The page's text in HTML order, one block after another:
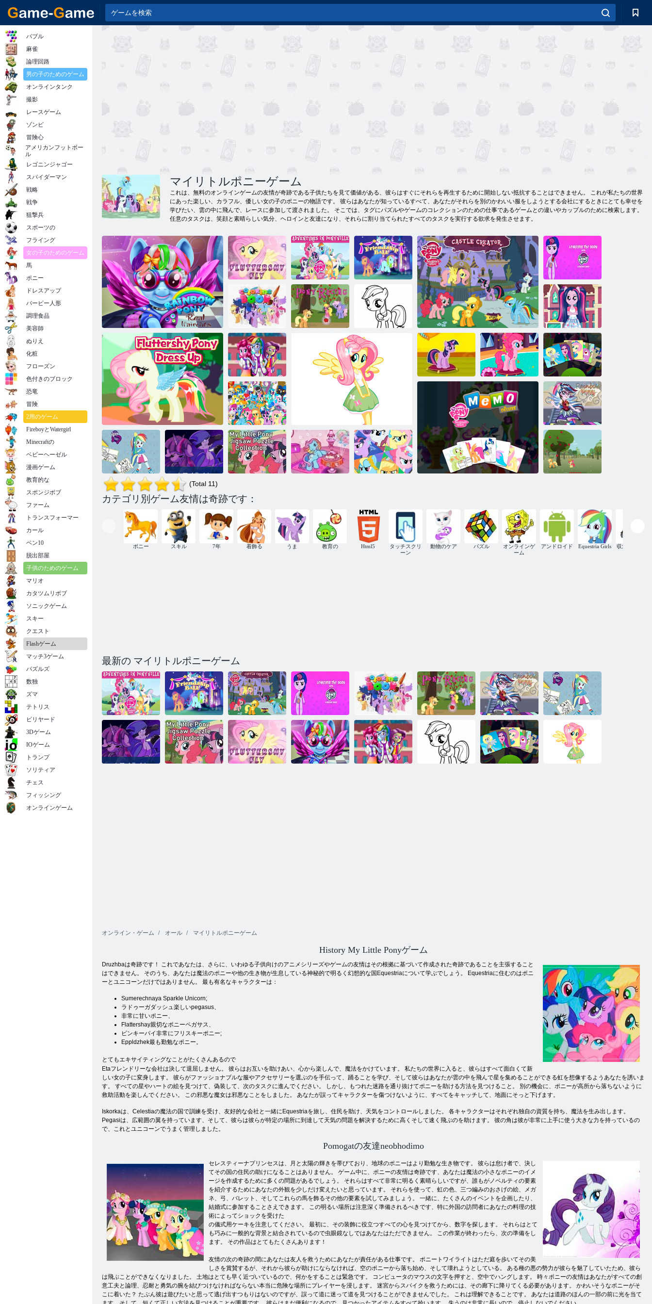
マイリトルポニーゲーム
これは、無料のオンラインゲームの友情が奇跡である子供たちを見て価値がある、彼らはすぐにそれらを再生するために開始しない抵抗することはできません。 これが私たちの世界
にあった楽しい、カラフル、優しい女の子の​​ポニーの物語です。 彼らはあなたが知っているすべて、あなたがそれらを別のかわいい服をしようとする会社にするときにとても幸せを
学びたい、雲の中に飛んで、レースに参加して渡されました。 そこでは、タグにパズルやゲームのコレクションのための仕事であるゲームとの違いやカップルのために検索します。
任意のタスクは、笑顔と素晴らしい気分、ヘロインと友達になり、それらに割り当てられたすべてのタスクを実行する欲求を発生させます。
レインボーポニーリアルヘアカット
フラッターシ
ャイフライ
ポニービルの
私の小さなポ
ニーの友情の
魔法の冒険
私の小さなポ
ニーの友情ボ
ール
私の小さなポニー城の作成者
身体を学ぶマ
イリトルポニ
ー
マイリトルポ
ニーの塗り絵
ポニーレーシ
ング
Fluttershyポニードレスアップ
子供のための
私の小さなポ
ニーぬりえ
Equestria Girls
卒業パーティ
ー
高校オタク
あなた自身のEquestria Girlを作る
私のリトルポ
ニーウィンタ
ーファッショ
ン3
私のリトルポ
ニーウィンタ
ーファッショ
ン2
Equestria
Girls：メモデ
ラックス
私のリトルポニーエクストリームガー
私のリトルポ
ニー探検ポニ
ービル
レインボーポ
ニー
Equestria Girls
トワイライト
スパークルと
モルデカイの
フライデーナ
イトファンキ
ニージグソー
パズルコレク
ション
ーティー
ウンドパズル
collecting apples
(Total 11)
カテゴリ別ゲーム友情は奇跡です：
ポニー スキル 7年 着飾る うま 教育の Html5
タッチスクリ
ーン
動物のケア パズル
オンラインゲ
ーム
アンドロイド Equestria Girls 収集アイテム
最新の マイリトルポニーゲーム
ポニービルの
私の小さなポ
ニーの友情の
魔法の冒険
私の小さなポ
ニーの友情ボ
ール
私の小さなポ
ニー城の作成
者
身体を学ぶマ
イリトルポニ
ー
マイリトルポ
ニーの塗り絵
ポニーレーシ
ング
レインボーポ
ニー
Equestria Girls
Coloring Book
トワイライト
オンライン・ゲーム オール マイリトルポニーゲーム
History My Little Ponyゲーム
Druzhbaは奇跡です！ これであなたは、さらに、いわゆる子供向けのアニメシリーズやゲームの友情はその根拠に基づいて作成された奇跡であることを主張すること
はできません。 そのうち、あなたは魔法のポニーや他の生き物が生息している神秘的で明るく幻想的な国Equestriaについて学ぶでしょう。 Equestriaに住むのはポニ
ーとユニコーンだけではありません。 最も有名なキャラクターは：
Sumerechnaya Sparkle Unicorn;
ラドゥーガダッシュ楽しいpegasus、
非常に甘いポニー、
Flattershay親切なポニーペガサス、
ピンキーパイ非常にフリスキーポニー;
Eppldzhek最も勤勉なポニー。
とてもエキサイティングなことがたくさんあるので
Etaフレンドリーな会社は決して退屈しません。 彼らはお互いを助けあい、心から楽しんで、魔法をかけています。 私たちの世界に入ると、彼らはすべて面白くて新
しい女の子に変身します。 彼らがファッショナブルな服やアクセサリーを選ぶのを手伝って、踊ることを学び、そして彼らはあなたが雲の中を飛んで星を集めることができる虹を想像するようあなたを誘いま
す。 すべての星やハートの絵を見つけて、偽装して、次のタスクに進んでください。 しかし、もつれた迷路を通り抜けてポニーを助ける方法を見つけること。 別の機会に、ポニーが高所から落ちないように
救助活動を楽しんでください。 この邪悪な魔女は邪悪なことをしました。 あなたが誤ってキャラクターを傷つけないように、すべてをキャッチして、地面にそっと下げます。
Iskorkaは、Celestiaの魔法の国で訓練を受け、友好的な会社と一緒にEquestriaを旅し、住民を助け、天気をコントロールしました。 各キャラクターはそれぞれ独自の資質を持ち、魔法を生み出します。
Pegasiは、広範囲の翼を持っています、そして、彼らは彼らが特定の場所に到達して天気の問題を解決するために高くそして速く飛ぶのを助けます。 彼の角は彼が非常に上手に使う大きな力を持っているの
で、これとユニコーンでうまく管理しました。
Pomogatの友達neobhodimo
セレスティーナプリンセスは、月と太陽の輝きを帯びており、地球のポニーはより勤勉な生き物です。 彼らは怠け者で、決し
てその国の住民の助けになることはありません。 ゲーム中に、ポニーの友情は奇跡です、あなたは魔法の小さなポニーのイメ
ージを作成するために多くの問題があるでしょう。 それらはすべて非常に明るく素晴らしいですが、誰もがノベルティの要素
を紹介するためにあなたの外観を少しだけ変えたいと思っています。 それらを使って、虹の色、三つ編みのおさげの絵、メガ
ネ、弓、バレット、そしてこれらの馬を飾るその他の要素を試してみましょう。 一緒に、たくさんのイベントを企画したり、
結婚式に参加することさえできます。 この明るい場所は注意深く準備されるべきです、特に外国の訪問者にあなたの料理の技
術によってショックを受けた
の儀式用ケーキを注意してください。 最初に、その装飾に役立つすべての心を見つけてから、数字を探します。 それらはとて
も巧みに一般的な背景と結合されているので虫眼鏡なしではあなたはただできません。 この作業が終わったら、次の準備をし
ます。 その作品はとてもたくさんあります！
友情の次の奇跡の間にあなたは友人を救うためにあなたが責任がある仕事です。 ポニートワイライトはただ庭を歩いてその美
しさを賞賛するが、それから彼らが助けにならなければ、空のポニーから落ち始め、そして壊れようとしている。 ある種の悪の勢力が彼らを魅了していたため、彼ら
は飛ぶことができなくなりました。 土地はとても早く近づいているので、何かをすることは緊急です。 コンピュータのマウスの文字を押すと、空中でハングします。 時々ポニーの友情はあなたがすべての創
意工夫と論理、忍耐と勇気の腕を結びつけなければならない本当に危険な場所にプレイヤーを浸します。 迷宮からスパイクを救うためには、その廊下に降りてくる必要があります。 かわいそうなポニーがそ
こに着いた？ たぶん彼は遊びたいと思って逃げ出すつもりはないのですが、誤って道に迷って道を見つけることができませんでした。 これは理解できることです。 あなたは道路のほんの一部の前に光を当て
バブル
麻雀
論理回路
男の子のためのゲーム
オンラインタンク
撮影
レースゲーム
ゾンビ
冒険心
アメリカンフットボー
ル
レゴニンジャゴー
スパイダーマン
戦略
戦争
狙撃兵
スポーツの
フライング
女の子のためのゲーム
馬
ポニー
ドレスアップ
バービー人形
調理食品
美容師
ぬりえ
化粧
フローズン
色付きのブロック
恐竜
冒険
2用のゲーム
FireboyとWatergirl
Minecraftの
ベビーヘーゼル
漫画ゲーム
教育的な
スポンジボブ
ファーム
トランスフォーマー
カール
ベン10
脱出部屋
子供のためのゲーム
マリオ
カタツムリボブ
ソニックゲーム
スキー
クエスト
Flashゲーム
マッチ3ゲーム
パズルズ
数独
ズマ
テトリス
ビリヤード
3Dゲーム
IOゲーム
トランプ
ソリティア
チェス
フィッシング
オンラインゲーム